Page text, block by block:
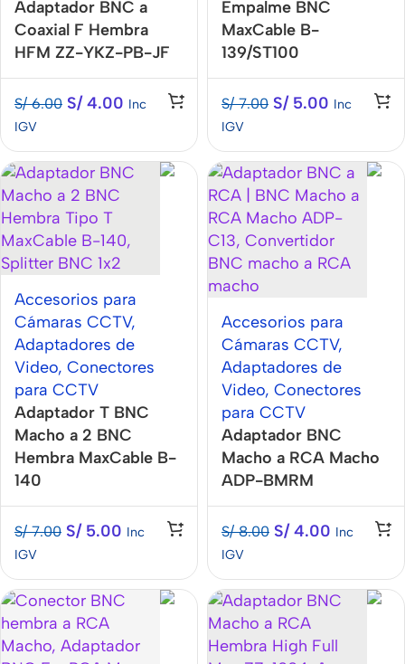
Adaptador BNC a
Coaxial F Hembra
HFM ZZ-YKZ-PB-JF
S/6.00 S/4.00 Inc
IGV
Empalme BNC
MaxCable B-
139/ST100
S/7.00 S/5.00 Inc
IGV
Accesorios para
Cámaras CCTV,
Adaptadores de
Video, Conectores
para CCTV
Adaptador T BNC
Macho a 2 BNC
Hembra MaxCable B-
140
S/7.00 S/5.00 Inc
IGV
Accesorios para
Cámaras CCTV,
Adaptadores de
Video, Conectores
para CCTV
Adaptador BNC
Macho a RCA Macho
ADP-BMRM
S/8.00 S/4.00 Inc
IGV